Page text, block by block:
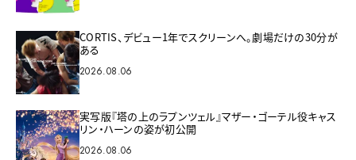
CORTIS、デビュー1年でスクリーンへ。劇場だけの30分が
ある
2026.08.06
実写版『塔の上のラプンツェル』マザー・ゴーテル役キャス
リン・ハーンの姿が初公開
2026.08.06